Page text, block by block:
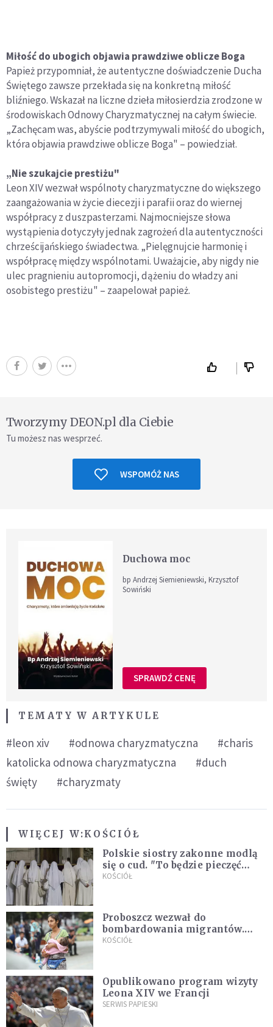
Miłość do ubogich objawia prawdziwe oblicze Boga
Papież przypomniał, że autentyczne doświadczenie Ducha
Świętego zawsze przekłada się na konkretną miłość
bliźniego. Wskazał na liczne dzieła miłosierdzia zrodzone w
środowiskach Odnowy Charyzmatycznej na całym świecie.
„Zachęcam was, abyście podtrzymywali miłość do ubogich,
która objawia prawdziwe oblicze Boga" – powiedział.
„Nie szukajcie prestiżu"
Leon XIV wezwał wspólnoty charyzmatyczne do większego
zaangażowania w życie diecezji i parafii oraz do wiernej
współpracy z duszpasterzami. Najmocniejsze słowa
wystąpienia dotyczyły jednak zagrożeń dla autentyczności
chrześcijańskiego świadectwa. „Pielęgnujcie harmonię i
współpracę między wspólnotami. Uważajcie, aby nigdy nie
ulec pragnieniu autopromocji, dążeniu do władzy ani
osobistego prestiżu" – zaapelował papież.
Tworzymy DEON.pl dla Ciebie
Tu możesz nas wesprzeć.
WSPOMÓŻ NAS
Duchowa moc
bp Andrzej Siemieniewski, Krzysztof
Sowiński
SPRAWDŹ CENĘ
TEMATY W ARTYKULE
#leon xiv #odnowa charyzmatyczna
#charis
katolicka odnowa charyzmatyczna
#duch
święty
#charyzmaty
WIĘCEJ W:KOŚCIÓŁ
Polskie siostry zakonne modlą
się o cud. "To będzie pieczęć
Pana Boga dla naszej wiary"
KOŚCIÓŁ
Proboszcz wezwał do
bombardowania migrantów.
"Masowy ogień przeciwko
KOŚCIÓŁ
Opublikowano program wizyty
Leona XIV we Francji
SERWIS PAPIESKI